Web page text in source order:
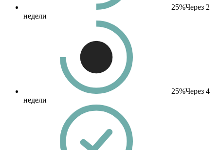
25%Через 2
недели
25%Через 4
недели